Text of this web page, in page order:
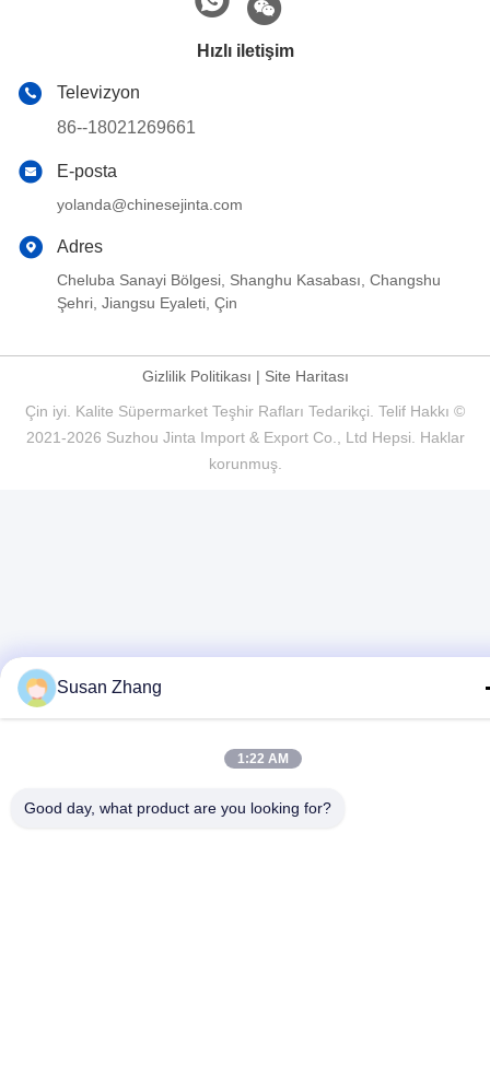
Hızlı iletişim
Televizyon
86--18021269661
E-posta
yolanda@chinesejinta.com
Adres
Cheluba Sanayi Bölgesi, Shanghu Kasabası, Changshu
Şehri, Jiangsu Eyaleti, Çin
Gizlilik Politikası | Site Haritası
Çin iyi. Kalite Süpermarket Teşhir Rafları Tedarikçi. Telif Hakkı ©
2021-2026 Suzhou Jinta Import & Export Co., Ltd Hepsi. Haklar
korunmuş.
Susan Zhang
1:22 AM
Good day, what product are you looking for?